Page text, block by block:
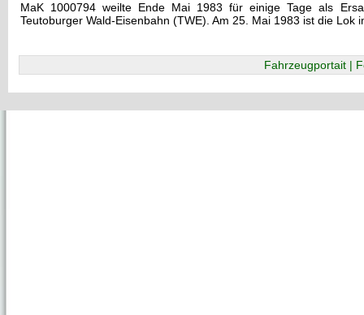
MaK 1000794 weilte Ende Mai 1983 für einige Tage als
Teutoburger Wald-Eisenbahn (TWE). Am 25. Mai 1983 ist die Lok
Fahrzeugportait |